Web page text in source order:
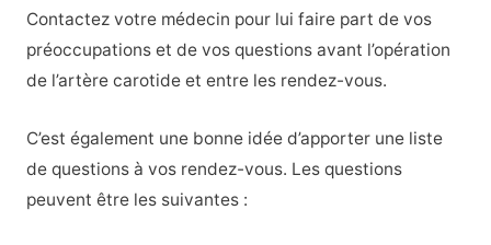
Contactez votre médecin pour lui faire part de vos
préoccupations et de vos questions avant l’opération
de l’artère carotide et entre les rendez-vous.
C’est également une bonne idée d’apporter une liste
de questions à vos rendez-vous. Les questions
peuvent être les suivantes :